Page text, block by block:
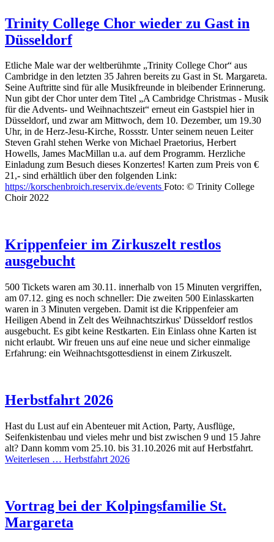
Trinity College Chor wieder zu Gast in
Düsseldorf
Etliche Male war der weltberühmte „Trinity College Chor“ aus
Cambridge in den letzten 35 Jahren bereits zu Gast in St. Margareta.
Seine Auftritte sind für alle Musikfreunde in bleibender Erinnerung.
Nun gibt der Chor unter dem Titel „A Cambridge Christmas - Musik
für die Advents- und Weihnachtszeit“ erneut ein Gastspiel hier in
Düsseldorf, und zwar am Mittwoch, dem 10. Dezember, um 19.30
Uhr, in de Herz-Jesu-Kirche, Rossstr. Unter seinem neuen Leiter
Steven Grahl stehen Werke von Michael Praetorius, Herbert
Howells, James MacMillan u.a. auf dem Programm. Herzliche
Einladung zum Besuch dieses Konzertes! Karten zum Preis von €
21,- sind erhältlich über den folgenden Link:
https://korschenbroich.reservix.de/events Foto: © Trinity College
Choir 2022
Krippenfeier im Zirkuszelt restlos
ausgebucht
500 Tickets waren am 30.11. innerhalb von 15 Minuten vergriffen,
am 07.12. ging es noch schneller: Die zweiten 500 Einlasskarten
waren in 3 Minuten vergeben. Damit ist die Krippenfeier am
Heiligen Abend in Zelt des Weihnachtszirkus' Düsseldorf restlos
ausgebucht. Es gibt keine Restkarten. Ein Einlass ohne Karten ist
nicht erlaubt. Wir freuen uns auf eine neue und sicher einmalige
Erfahrung: ein Weihnachtsgottesdienst in einem Zirkuszelt.
Herbstfahrt 2026
Hast du Lust auf ein Abenteuer mit Action, Party, Ausflüge,
Seifenkistenbau und vieles mehr und bist zwischen 9 und 15 Jahre
alt? Dann komm vom 25.10. bis 31.10.2026 mit auf Herbstfahrt.
Weiterlesen … Herbstfahrt 2026
Vortrag bei der Kolpingsfamilie St.
Margareta